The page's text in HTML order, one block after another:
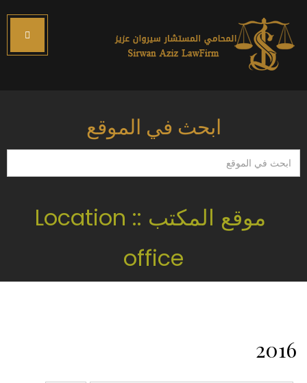
ابحث في الموقع
ابحث
في
موقع المكتب :: Location
office
2016